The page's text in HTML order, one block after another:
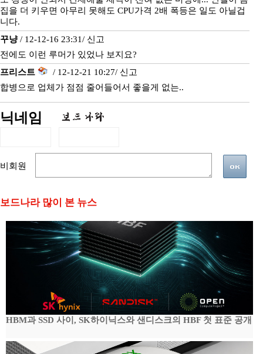
집을 더 키우면 아무리 못해도 CPU가격 2배 폭등은 일도 아닐겁
니다.
꾸냥/ 12-12-16 23:31/ 신고
전에도 이런 루머가 있었나 보지요?
프리스트
/ 12-12-21 10:27/ 신고
합병으로 업체가 점점 줄어들어서 좋을게 없는..
닉네임
비회원
보드나라 많이 본 뉴스
HBM과 SSD 사이, SK하이닉스와 샌디스크의 HBF 첫 표준 공개